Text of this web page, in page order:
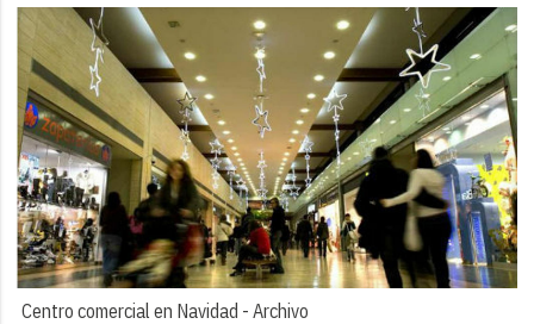
Centro comercial en Navidad -Archivo